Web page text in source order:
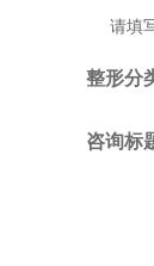
请填
整形分
咨询标